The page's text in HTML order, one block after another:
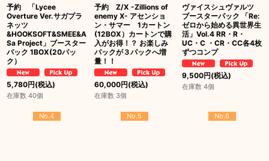
予約 「Lycee
Overture Ver.サガプラ
ネッツ
&HOOKSOFT&SMEE&A
Sa Project」ブースター
パック 1BOX(20パッ
ク）
5,780円(税込)
在庫数 40個
予約 Z/X -Zillions of
enemy X- アセンショ
ン・サマー 1カートン
(12BOX）カートンで購
入がお得！？ お楽しみ
パックが３パックへ増
量！！
60,000円(税込)
在庫数 3個
ヴァイスシュヴァルツ
ブースターパック 「Re:
ゼロから始める異世界生
活」Vol.4 RR・R・
UC・C ・CR・CC各4枚
ずつコンプ
9,500円(税込)
在庫数 4個
No.4 No.5 No.6